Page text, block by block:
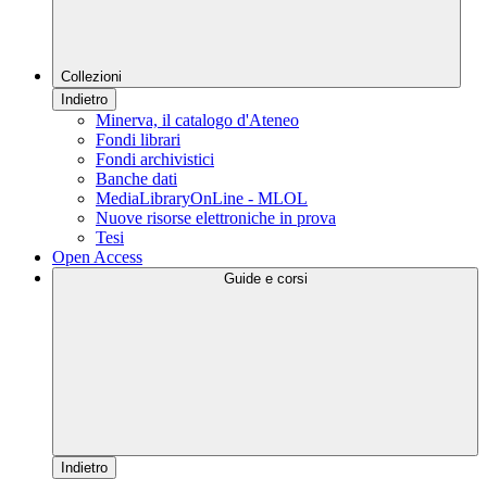
Collezioni
Indietro
Minerva, il catalogo d'Ateneo
Fondi librari
Fondi archivistici
Banche dati
MediaLibraryOnLine - MLOL
Nuove risorse elettroniche in prova
Tesi
Open Access
Guide e corsi
Indietro